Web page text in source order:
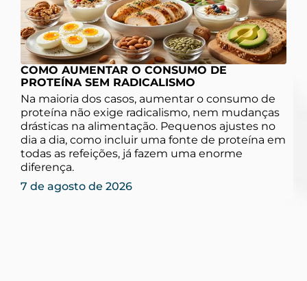
COMO AUMENTAR O CONSUMO DE
PROTEÍNA SEM RADICALISMO
Na maioria dos casos, aumentar o consumo de
proteína não exige radicalismo, nem mudanças
drásticas na alimentação. Pequenos ajustes no
dia a dia, como incluir uma fonte de proteína em
todas as refeições, já fazem uma enorme
diferença.
7 de agosto de 2026